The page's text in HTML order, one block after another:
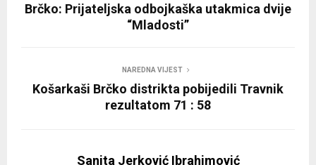
Brčko: Prijateljska odbojkaška utakmica dvije
“Mladosti”
NAREDNA VIJEST
Košarkaši Brčko distrikta pobijedili Travnik
rezultatom 71 : 58
Sanita Jerković Ibrahimović